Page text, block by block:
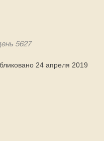
5627
24 апреля 2019